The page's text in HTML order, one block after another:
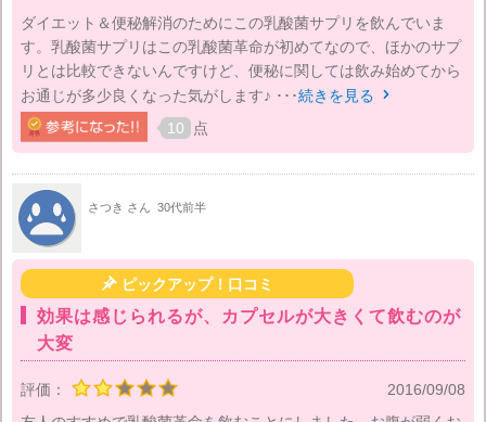
ダイエット＆便秘解消のためにこの乳酸菌サプリを飲んでいま
す。乳酸菌サプリはこの乳酸菌革命が初めてなので、ほかのサプ
リとは比較できないんですけど、便秘に関しては飲み始めてから
お通じが多少良くなった気がします♪ ･･･続きを見る 
10 点
さつき さん 30代前半
ピックアップ！口コミ
効果は感じられるが、カプセルが大きくて飲むのが
大変
評価：
2016/09/08